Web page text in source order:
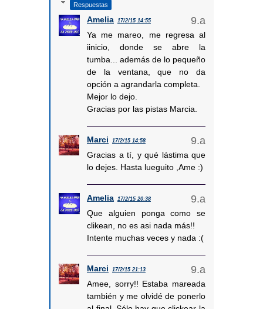
Respuestas
Amelia 17/2/15 14:55
Ya me mareo, me regresa al
iinicio, donde se abre la
tumba... además de lo pequeño
de la ventana, que no da
opción a agrandarla completa.
Mejor lo dejo.
Gracias por las pistas Marcia.
Marci 17/2/15 14:58
Gracias a tí, y qué lástima que
lo dejes. Hasta lueguito ,Ame :)
Amelia 17/2/15 20:38
Que alguien ponga como se
clikean, no es asi nada más!!
Intente muchas veces y nada :(
Marci 17/2/15 21:13
Amee, sorry!! Estaba mareada
también y me olvidé de ponerlo